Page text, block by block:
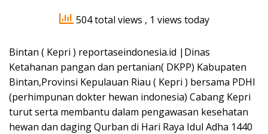
504 total views , 1 views today
Bintan ( Kepri ) reportaseindonesia.id |Dinas
Ketahanan pangan dan pertanian( DKPP) Kabupaten
Bintan,Provinsi Kepulauan Riau ( Kepri ) bersama PDHI
(perhimpunan dokter hewan indonesia) Cabang Kepri
turut serta membantu dalam pengawasan kesehatan
hewan dan daging Qurban di Hari Raya Idul Adha 1440